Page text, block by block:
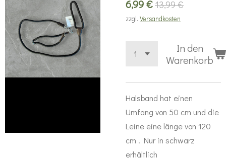
6,99 €13,99 €
zzgl. Versandkosten
In den
Warenkorb
Halsband hat einen
Umfang von 50 cm und die
Leine eine länge von 120
cm . Nur in schwarz
erhältlich